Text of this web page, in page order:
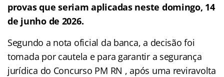
provasque seriam aplicadas neste domingo, 14
de junho de 2026.
Segundo a nota oficial da banca, a decisão foi
tomada por cautela e para garantir a segurança
jurídica do Concurso PM RN , após uma reviravolta